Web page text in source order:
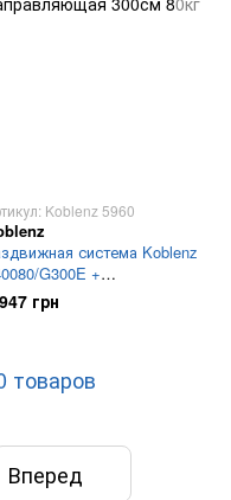
Koblenz 5960
система Koblenz
G300E +
300см 80кг
грн
товаров
Вперед